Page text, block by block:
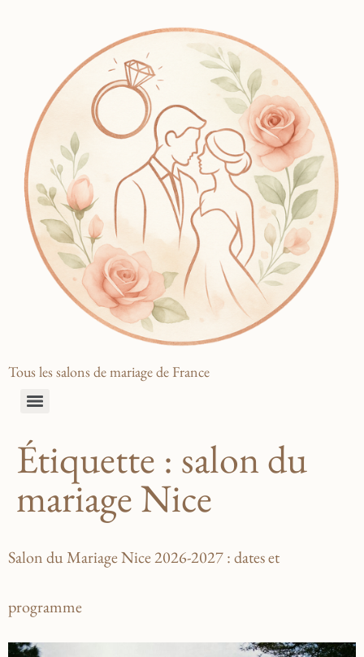
Tous les salons de mariage de France
Étiquette : salon du
mariage Nice
Salon du Mariage Nice 2026-2027 : dates et
programme